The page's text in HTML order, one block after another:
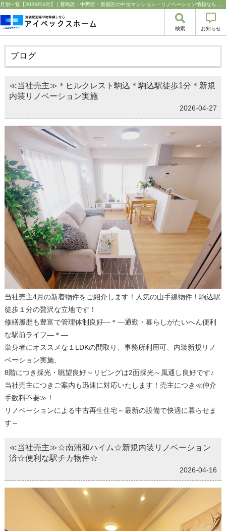
検索 お知らせ
ブログ
≪当社売主≫＊ヒルクレスト駒込＊駒込駅徒歩1分＊新規
内装リノベーション実施
2026-04-27
当社売主4月の新着物件をご紹介します！人気の山手線物件！駒込駅
徒歩１分の贅沢な立地です！
修繕履歴も豊富で管理体制良好―＊―通勤・暮らしがたいへん便利
な駅前ライフ―＊―
単身者にオススメな１LDKの間取り、事務所利用可、内装新規リノ
ベーション実施、
8階につき採光・眺望良好～リビングは2面採光～風通し良好です♪
当社売主につきご案内も迅速に対応いたします！売主につき≪仲介
手数料不要≫！
リノベーションによる中古再生住宅～最新の設備で快適に暮らせま
す～
≪当社売主≫☆南浦和ハイム☆新規内装リノベーション
済☆便利な駅チカ物件☆
2026-04-16